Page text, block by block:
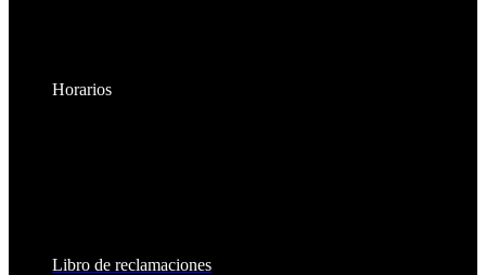
Horarios
Libro de reclamaciones